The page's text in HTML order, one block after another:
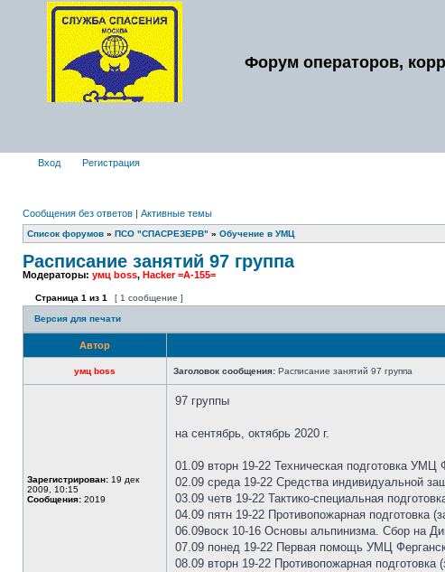
Форум операторов,
Вход Регистрация
Сообщения без ответов | Активные темы
Список форумов » ПСО "СПАСРЕЗЕРВ" » Обучение в УМЦ
Расписание занятий 97 группа
Модераторы: умц boss, Hacker =A-155=
Страница 1 из 1 [ 1 сообщение ]
Версия для печати
Автор
умц boss Заголовок сообщения: Расписание занятий 97 группа
Зарегистрирован: 19 дек
2009, 10:15
Сообщения: 2019
97 группы
на сентябрь, октябрь 2020 г.
01.09 вторн 19-22 Техническая подготовка УМЦ
02.09 среда 19-22 Средства индивидуальной
03.09 четв 19-22 Тактико-специальная
04.09 пятн 19-22 Противопожарная подготовка
06.09воск 10-16 Основы альпинизма. Сбор на
07.09 понед 19-22 Первая помощь УМЦ
08.09 вторн 19-22 Противопожарная